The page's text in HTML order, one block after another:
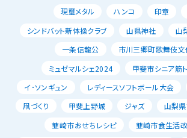
現璽メタル
ハンコ 印章
シンドバット新体操クラブ
山県神社
山
一条信龍公
市川三郷町歌舞伎
ミュゼマルシェ2024
甲斐市シニア筋
イ･ソンギュン
レディースソフトボール大会
凧づくり
甲斐上野城 ジャズ
山梨県
韮崎市おせちレシピ
韮崎市食生活